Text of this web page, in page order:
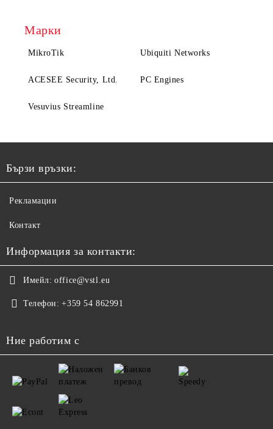
Марки
MikroTik Ubiquiti Networks
ACESEE Security, Ltd. PC Engines
Vesuvius Streamline
Бързи връзки:
Рекламации
Контакт
Информация за контакти:
Имейл: office@vstl.eu
Телефон: +359 54 862991
Ние работим с